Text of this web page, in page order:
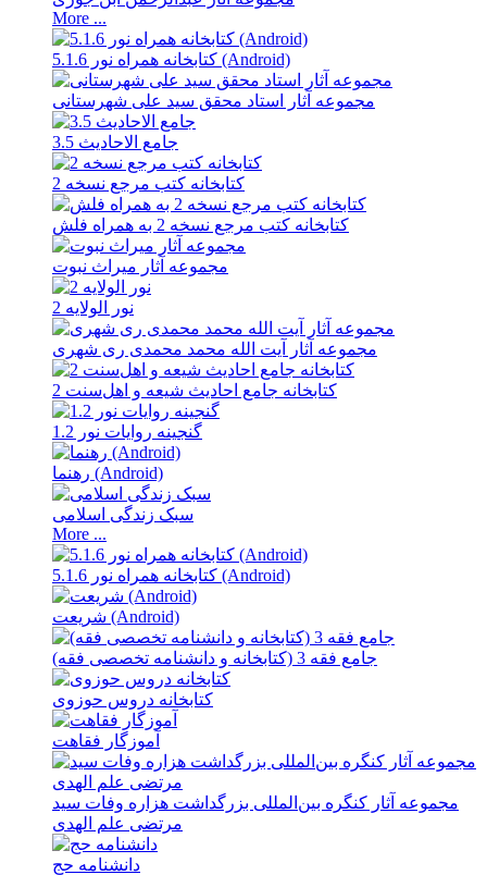
More ...
کتابخانه همراه نور 5.1.6 (Android)
مجموعه آثار استاد محقق سید علی شهرستانی
جامع الاحادیث 3.5
کتابخانه کتب مرجع نسخه 2
کتابخانه کتب مرجع نسخه 2 به همراه فلش
مجموعه آثار میراث نبوت
نور الولایه 2
مجموعه آثار آیت ‌الله محمد محمدی ری‌ شهری
کتابخانه جامع احادیث شیعه و اهل‌‌سنت 2
گنجینه روایات نور 1.2
رهنما (Android)
سبک زندگى اسلامى
More ...
کتابخانه همراه نور 5.1.6 (Android)
شریعت (Android)
جامع فقه 3 (کتابخانه و دانشنامه تخصصی فقه)
کتابخانه دروس حوزوی
آموزگار فقاهت
مجموعه آثار کنگره بین‌المللی بزرگداشت هزاره وفات سید
مرتضی علم‌ الهدی
دانشنامه حج